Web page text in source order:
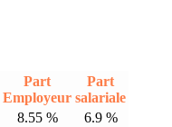
Part
Employeur
Part
salariale
8.55 %
6.9 %